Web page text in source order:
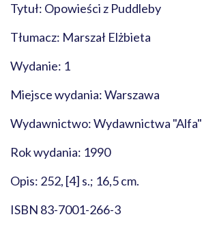
Tytuł: Opowieści z Puddleby
Tłumacz: Marszał Elżbieta
Wydanie: 1
Miejsce wydania: Warszawa
Wydawnictwo: Wydawnictwa "Alfa"
Rok wydania: 1990
Opis: 252, [4] s.; 16,5 cm.
ISBN 83-7001-266-3